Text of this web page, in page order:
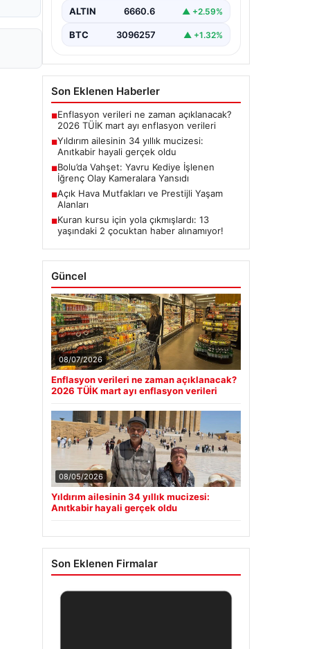
ALTIN 6660.6 ▲ +2.59%
BTC 3096257 ▲ +1.32%
Son Eklenen Haberler
■Enflasyon verileri ne zaman açıklanacak?
2026 TÜİK mart ayı enflasyon verileri
■Yıldırım ailesinin 34 yıllık mucizesi:
Anıtkabir hayali gerçek oldu
■Bolu’da Vahşet: Yavru Kediye İşlenen
İğrenç Olay Kameralara Yansıdı
■Açık Hava Mutfakları ve Prestijli Yaşam
Alanları
■Kuran kursu için yola çıkmışlardı: 13
yaşındaki 2 çocuktan haber alınamıyor!
Güncel
08/07/2026
Enflasyon verileri ne zaman açıklanacak?
2026 TÜİK mart ayı enflasyon verileri
08/05/2026
Yıldırım ailesinin 34 yıllık mucizesi:
Anıtkabir hayali gerçek oldu
Son Eklenen Firmalar